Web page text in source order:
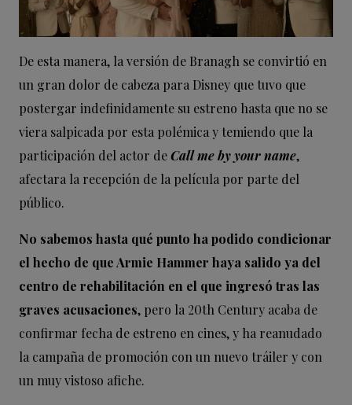
De esta manera, la versión de Branagh se convirtió en
un gran dolor de cabeza para Disney que tuvo que
postergar indefinidamente su estreno hasta que no se
viera salpicada por esta polémica y temiendo que la
participación del actor deCall me by your name,
afectara la recepción de la película por parte del
público.
No sabemos hasta qué punto ha podido condicionar
el hecho de que Armie Hammer haya salido ya del
centro de rehabilitación en el que ingresó tras las
graves acusaciones, pero la 20th Century acaba de
confirmar fecha de estreno en cines, y ha reanudado
la campaña de promoción con un nuevo tráiler y con
un muy vistoso afiche.